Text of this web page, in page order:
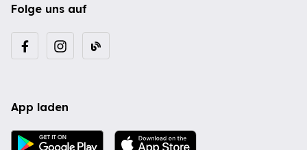
Folge uns auf
App laden